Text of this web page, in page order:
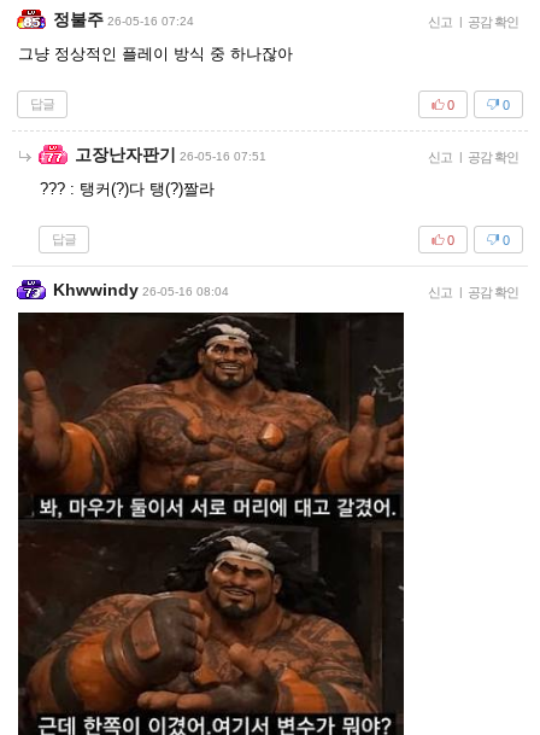
정불주 26-05-16 07:24 신고 | 공감 확인
그냥 정상적인 플레이 방식 중 하나잖아
답글 0
0
고장난자판기 26-05-16 07:51 신고 | 공감 확인
??? : 탱커(?)다 탱(?)짤라
답글 0
0
Khwwindy 26-05-16 08:04 신고 | 공감 확인